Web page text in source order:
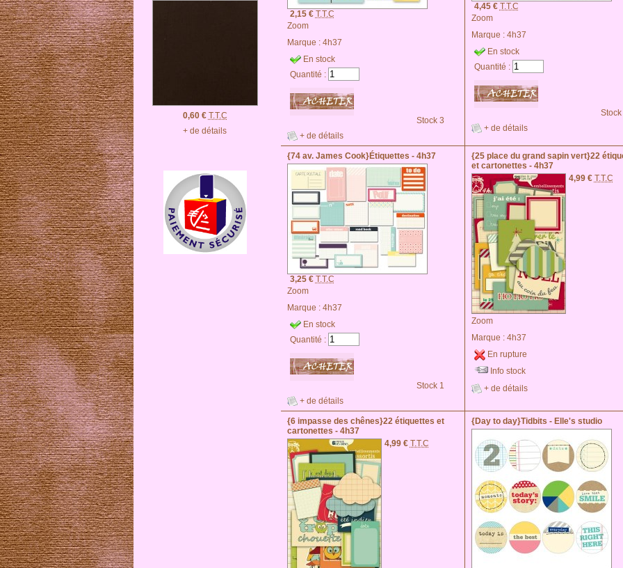
0,60 € T.T.C
+ de détails
2,15 € T.T.C
Zoom
Marque : 4h37
En stock
Quantité :
Stock 3
+ de détails
4,45 € T.T.C
Zoom
Marque : 4h37
En stock
Quantité :
Stock
+ de détails
{74 av. James Cook}Étiquettes - 4h37
3,25 € T.T.C
Zoom
Marque : 4h37
En stock
Quantité :
Stock 1
+ de détails
{25 place du grand sapin vert}22
et cartonettes - 4h37
4,99 € T.T.C
Zoom
Marque : 4h37
En rupture
Info stock
+ de détails
{6 impasse des chênes}22 étiquettes et
cartonettes - 4h37
4,99 € T.T.C
{Day to day}Tidbits - Elle's studio